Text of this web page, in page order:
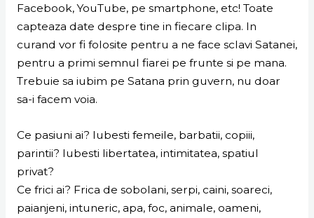
Facebook, YouTube, pe smartphone, etc! Toate
capteaza date despre tine in fiecare clipa. In
curand vor fi folosite pentru a ne face sclavi Satanei,
pentru a primi semnul fiarei pe frunte si pe mana.
Trebuie sa iubim pe Satana prin guvern, nu doar
sa-i facem voia.
Ce pasiuni ai? Iubesti femeile, barbatii, copiii,
parintii? Iubesti libertatea, intimitatea, spatiul
privat?
Ce frici ai? Frica de sobolani, serpi, caini, soareci,
paianjeni, intuneric, apa, foc, animale, oameni,